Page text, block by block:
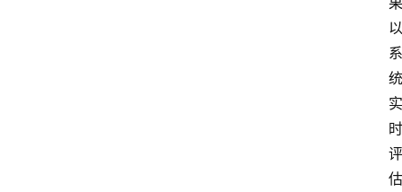
以
系
统
实
时
评
估